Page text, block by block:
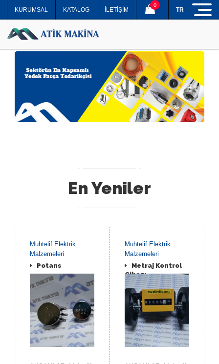
KURUMSAL KATALOG İLETİŞİM
0
TR
En Yeniler
Muhtelif Elektrik
Malzemeleri
Potans
İNCELE
Muhtelif Elektrik
Malzemeleri
Metraj Kontrol
Cihazı
İNCELE